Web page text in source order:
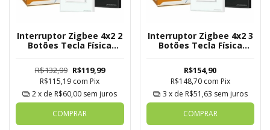
Interruptor Zigbee 4x2 2
Botões Tecla Física
R$132,99 R$119,99
R$115,19 com Pix
2x de R$60,00 sem juros
COMPRAR
Interruptor Zigbee 4x2 3
Botões Tecla Física
R$154,90
R$148,70 com Pix
3 x de R$51,63 sem juros
COMPRAR